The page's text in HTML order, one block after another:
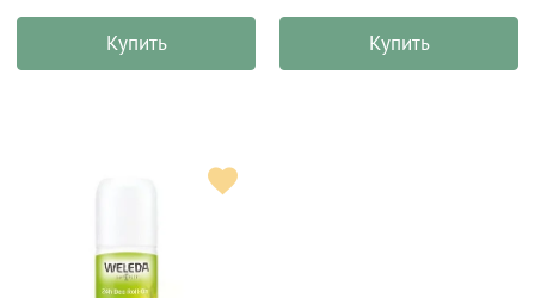
Купить Купить